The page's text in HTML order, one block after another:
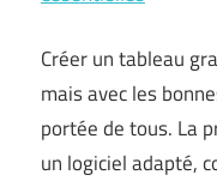
Créer un tableau
mais avec les
portée de tous. La
un logiciel adapté,